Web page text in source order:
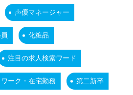
声優マネージャー
化粧品
注目の求人検索ワード
ワーク・在宅勤務 第二新卒